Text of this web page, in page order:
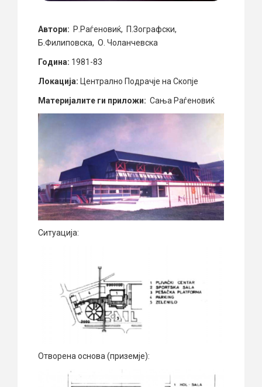
Автори: Р.Раѓеновиќ, П.Зографски,
Б.Филиповска, О. Чоланчевска
Година: 1981-83
Локација: Централно Подрачје на Скопје
Материјалите ги приложи: Сања Раѓеновиќ
Ситуација:
Отворена основа (приземје):